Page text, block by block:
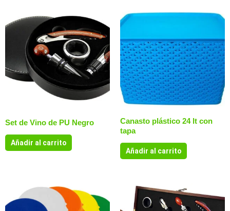
Set de Vino de PU Negro
Añadir al carrito
Canasto plástico 24 lt con
tapa
Añadir al carrito